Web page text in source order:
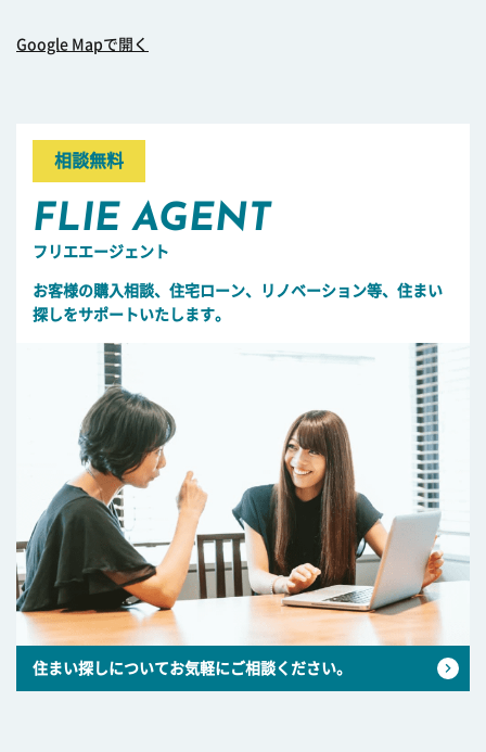
Google Mapで開く
相談無料
FLIE AGENT
フリエエージェント
お客様の購入相談、住宅ローン、リノベーション等、住まい
探しをサポートいたします。
住まい探しについてお気軽にご相談ください。